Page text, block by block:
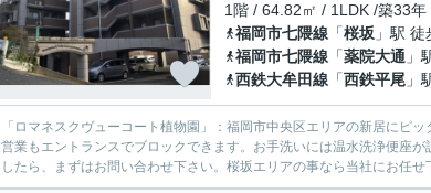
1階 / 64.82㎡ / 1LDK /築33年
福岡市七隈線 「桜坂 」駅
福岡市七隈線 「薬院大通 」
西鉄大牟田線 「西鉄平尾 」
「ロマネスクヴューコート植物園」：福岡市中央区エリアの新居にピ
営業もエントランスでブロックできます。お手洗いには温水洗浄便座
したら、まずはお問い合わせ下さい。桜坂エリアの事なら当社にお任せ